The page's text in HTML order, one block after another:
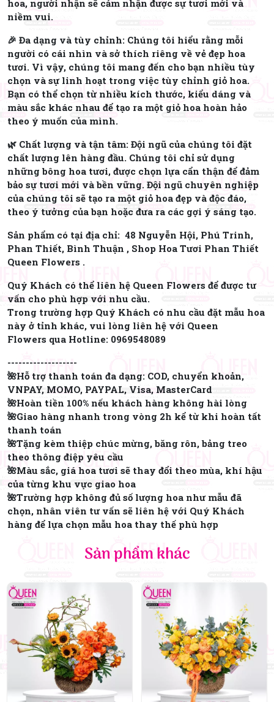
hoa, người nhận sẽ cảm nhận được sự tươi mới và
niềm vui.
🎉 Đa dạng và tùy chỉnh: Chúng tôi hiểu rằng mỗi
người có cái nhìn và sở thích riêng về vẻ đẹp hoa
tươi. Vì vậy, chúng tôi mang đến cho bạn nhiều tùy
chọn và sự linh hoạt trong việc tùy chỉnh giỏ hoa.
Bạn có thể chọn từ nhiều kích thước, kiểu dáng và
màu sắc khác nhau để tạo ra một giỏ hoa hoàn hảo
theo ý muốn của mình.
🌿 Chất lượng và tận tâm: Đội ngũ của chúng tôi đặt
chất lượng lên hàng đầu. Chúng tôi chỉ sử dụng
những bông hoa tươi, được chọn lựa cẩn thận để đảm
bảo sự tươi mới và bền vững. Đội ngũ chuyên nghiệp
của chúng tôi sẽ tạo ra một giỏ hoa đẹp và độc đáo,
theo ý tưởng của bạn hoặc đưa ra các gợi ý sáng tạo.
Sản phẩm có tại địa chỉ: 48 Nguyễn Hội, Phú Trinh,
Phan Thiết, Bình Thuận , Shop Hoa Tươi Phan Thiết
Queen Flowers .
Quý Khách có thể liên hệ Queen Flowers để được tư
vấn cho phù hợp với nhu cầu.
Trong trường hợp Quý Khách có nhu cầu đặt mẫu hoa
này ở tỉnh khác, vui lòng liên hệ với Queen
Flowers qua Hotline: 0969548089
-------------------
🌺Hỗ trợ thanh toán đa dạng: COD, chuyển khoản,
VNPAY, MOMO, PAYPAL, Visa, MasterCard
🌺Hoàn tiền 100% nếu khách hàng không hài lòng
🌺Giao hàng nhanh trong vòng 2h kể từ khi hoàn tất
thanh toán
🌺Tặng kèm thiệp chúc mừng, băng rôn, bảng treo
theo thông điệp yêu cầu
🌺Màu sắc, giá hoa tươi sẽ thay đổi theo mùa, khí hậu
của từng khu vực giao hoa
🌺Trường hợp không đủ số lượng hoa như mẫu đã
chọn, nhân viên tư vấn sẽ liên hệ với Quý Khách
hàng để lựa chọn mẫu hoa thay thế phù hợp
Sản phẩm khác